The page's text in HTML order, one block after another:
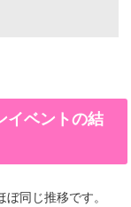
イベントの結
同じ推移です。